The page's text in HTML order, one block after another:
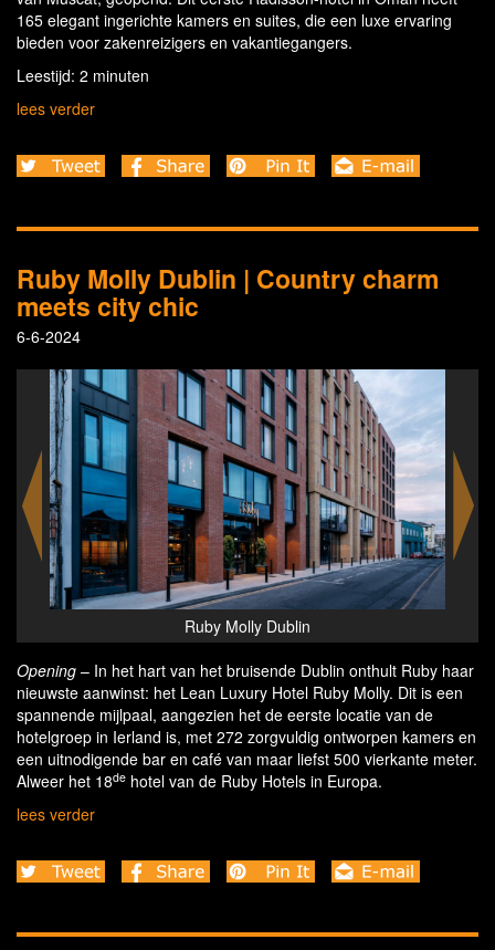
165 elegant ingerichte kamers en suites, die een luxe ervaring
bieden voor zakenreizigers en vakantiegangers.
Leestijd: 2 minuten
lees verder
Ruby Molly Dublin | Country charm
meets city chic
6-6-2024
Opening – In het hart van het bruisende Dublin onthult Ruby haar
nieuwste aanwinst: het Lean Luxury Hotel Ruby Molly. Dit is een
spannende mijlpaal, aangezien het de eerste locatie van de
hotelgroep in Ierland is, met 272 zorgvuldig ontworpen kamers en
een uitnodigende bar en café van maar liefst 500 vierkante meter.
Alweer het 18de hotel van de Ruby Hotels in Europa.
lees verder